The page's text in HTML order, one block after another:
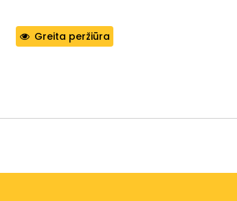
Greita peržiūra